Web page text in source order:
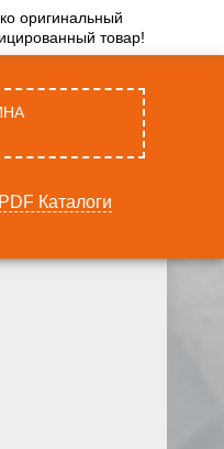
оригинальный
товар!
PDF Каталоги